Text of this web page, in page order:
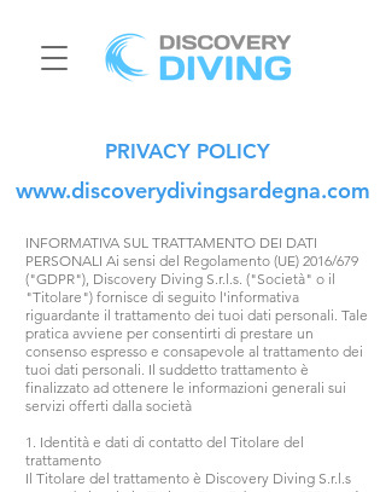
INFORMATIVA SUL TRATTAMENTO DEI DATI
PERSONALI Ai sensi del Regolamento (UE) 2016/679
("GDPR"), Discovery Diving S.r.l.s. ("Società" o il
"Titolare") fornisce di seguito l'informativa
riguardante il trattamento dei tuoi dati personali. Tale
pratica avviene per consentirti di prestare un
consenso espresso e consapevole al trattamento dei
tuoi dati personali. Il suddetto trattamento è
finalizzato ad ottenere le informazioni generali sui
servizi offerti dalla società
1. Identità e dati di contatto del Titolare del
trattamento
Il Titolare del trattamento è Discovery Diving S.r.l.s
PRIVACY POLICY
www.discoverydivingsardegna.com